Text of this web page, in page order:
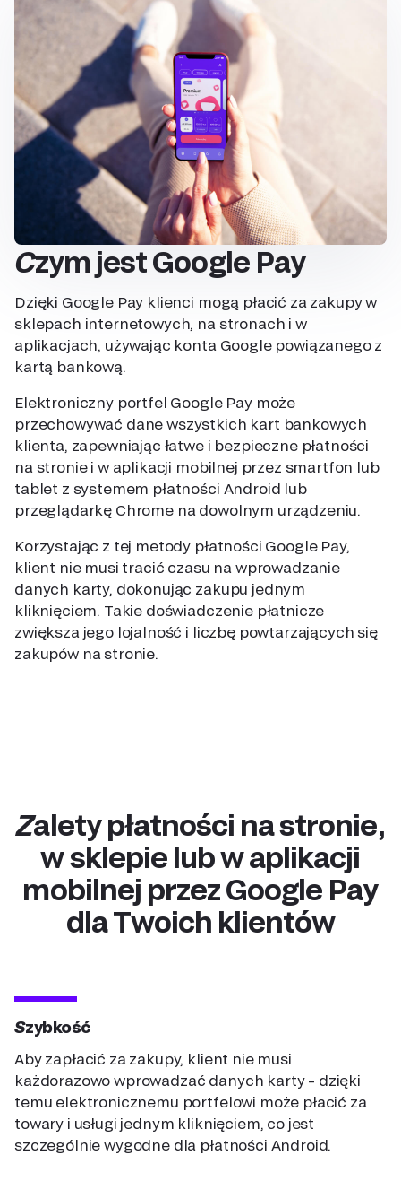
Czym jest Google Pay
Dzięki Google Pay klienci mogą płacić za zakupy w
sklepach internetowych, na stronach i w
aplikacjach, używając konta Google powiązanego z
kartą bankową.
Elektroniczny portfel Google Pay może
przechowywać dane wszystkich kart bankowych
klienta, zapewniając łatwe i bezpieczne płatności
na stronie i w aplikacji mobilnej przez smartfon lub
tablet z systemem płatności Android lub
przeglądarkę Chrome na dowolnym urządzeniu.
Korzystając z tej metody płatności Google Pay,
klient nie musi tracić czasu na wprowadzanie
danych karty, dokonując zakupu jednym
kliknięciem. Takie doświadczenie płatnicze
zwiększa jego lojalność i liczbę powtarzających się
zakupów na stronie.
Zalety płatności na stronie,
w sklepie lub w aplikacji
mobilnej przez Google Pay
dla Twoich klientów
Szybkość
Aby zapłacić za zakupy, klient nie musi
każdorazowo wprowadzać danych karty – dzięki
temu elektronicznemu portfelowi może płacić za
towary i usługi jednym kliknięciem, co jest
szczególnie wygodne dla płatności Android.